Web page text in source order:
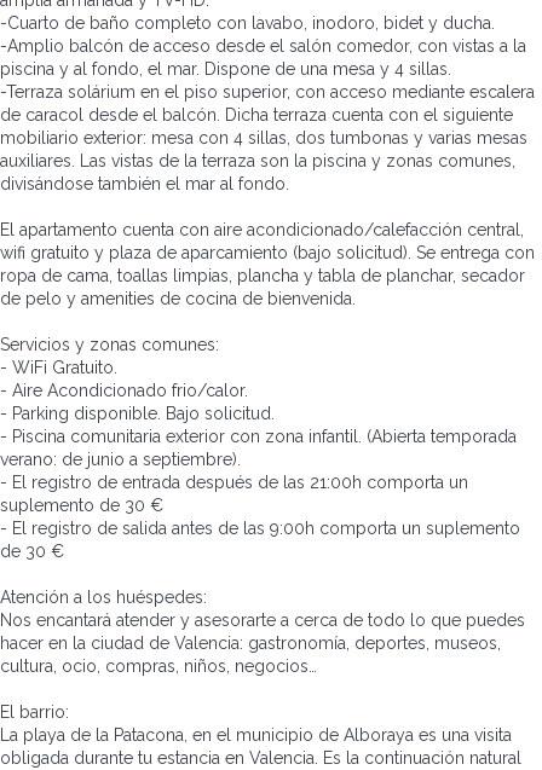
-Cuarto de baño completo con lavabo, inodoro, bidet y ducha.
-Amplio balcón de acceso desde el salón comedor, con vistas a la
piscina y al fondo, el mar. Dispone de una mesa y 4 sillas.
-Terraza solárium en el piso superior, con acceso mediante escalera
de caracol desde el balcón. Dicha terraza cuenta con el siguiente
mobiliario exterior: mesa con 4 sillas, dos tumbonas y varias mesas
auxiliares. Las vistas de la terraza son la piscina y zonas comunes,
divisándose también el mar al fondo.
El apartamento cuenta con aire acondicionado/calefacción central,
wifi gratuito y plaza de aparcamiento (bajo solicitud). Se entrega con
ropa de cama, toallas limpias, plancha y tabla de planchar, secador
de pelo y amenities de cocina de bienvenida.
Servicios y zonas comunes:
- WiFi Gratuito.
- Aire Acondicionado frio/calor.
- Parking disponible. Bajo solicitud.
- Piscina comunitaria exterior con zona infantil. (Abierta temporada
verano: de junio a septiembre).
- El registro de entrada después de las 21:00h comporta un
suplemento de 30 €
- El registro de salida antes de las 9:00h comporta un suplemento
de 30 €
Atención a los huéspedes:
Nos encantará atender y asesorarte a cerca de todo lo que puedes
hacer en la ciudad de Valencia: gastronomía, deportes, museos,
cultura, ocio, compras, niños, negocios…
El barrio:
La playa de la Patacona, en el municipio de Alboraya es una visita
obligada durante tu estancia en Valencia. Es la continuación natural